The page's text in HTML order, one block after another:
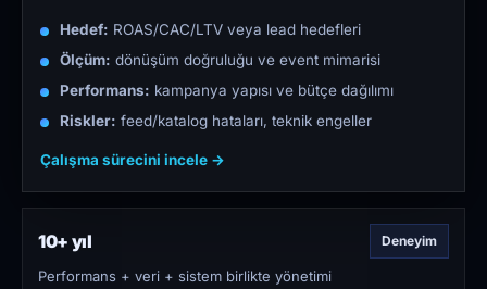
Hedef: ROAS/CAC/LTV veya lead hedefleri
Ölçüm: dönüşüm doğruluğu ve event mimarisi
Performans: kampanya yapısı ve bütçe dağılımı
Riskler: feed/katalog hataları, teknik engeller
Çalışma sürecini incele →
10+ yıl Deneyim
Performans + veri + sistem birlikte yönetimi